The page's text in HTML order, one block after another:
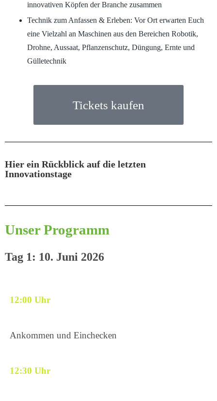
innovativen Köpfen der Branche zusammen
Technik zum Anfassen & Erleben: Vor Ort erwarten Euch
eine Vielzahl an Maschinen aus den Bereichen Robotik,
Drohne, Aussaat, Pflanzenschutz, Düngung, Ernte und
Gülletechnik
Tickets kaufen
Hier ein Rückblick auf die letzten
Innovationstage
Unser Programm
Tag 1: 10. Juni 2026
12:00 Uhr
Ankommen und Einchecken
12:30 Uhr